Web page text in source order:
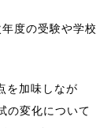
度の受験や学校
を加味しなが
の変化について